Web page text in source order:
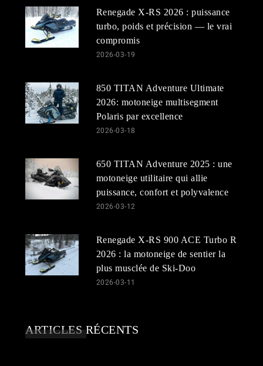
Renegade X-RS 2026 : puissance
turbo, poids et précision — le vrai
compromis
2026-03-19
850 TITAN Adventure Ultimate
2026: motoneige multisegment
Polaris par excellence
2026-03-18
650 TITAN Adventure 2025 : une
motoneige utilitaire qui allie
puissance, confort et polyvalence
2026-03-12
Renegade X-RS 900 ACE Turbo R
2026 : la motoneige de sentier la
plus musclée de Ski-Doo
2026-03-11
ARTICLES RÉCENTS